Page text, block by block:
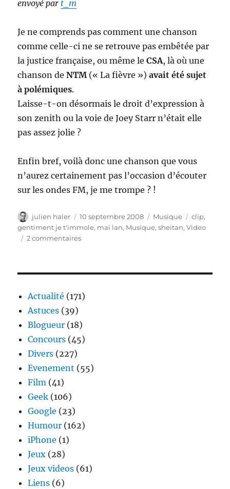
envoyé par t_m
Je ne comprends pas comment une chanson
comme celle-ci ne se retrouve pas embêtée par
la justice française, ou même leCSA, là où une
chanson deNTM(« La fièvre »)avait été sujet
à polémiques.
Laisse-t-on désormais le droit d’expression à
son zenith ou la voie de Joey Starr n’était elle
pas assez jolie ?
Enfin bref, voilà donc une chanson que vous
n’aurez certainement pas l’occasion d’écouter
sur les ondes FM, je me trompe ? !
Auteur
julien haler
Publié
le
10 septembre 2008 Catégories
Musique Étiquettes
clip,
gentiment je t'immole, mai lan, Musique,sheitan,Video
2 commentairessur
–
Gentiment
t’immole
Actualité (171)
Astuces (39)
Blogueur (18)
Concours (45)
Divers (227)
Evenement (55)
Film (41)
Geek (106)
Google (23)
Humour (162)
iPhone (1)
Jeux (28)
Jeux videos (61)
Liens (6)